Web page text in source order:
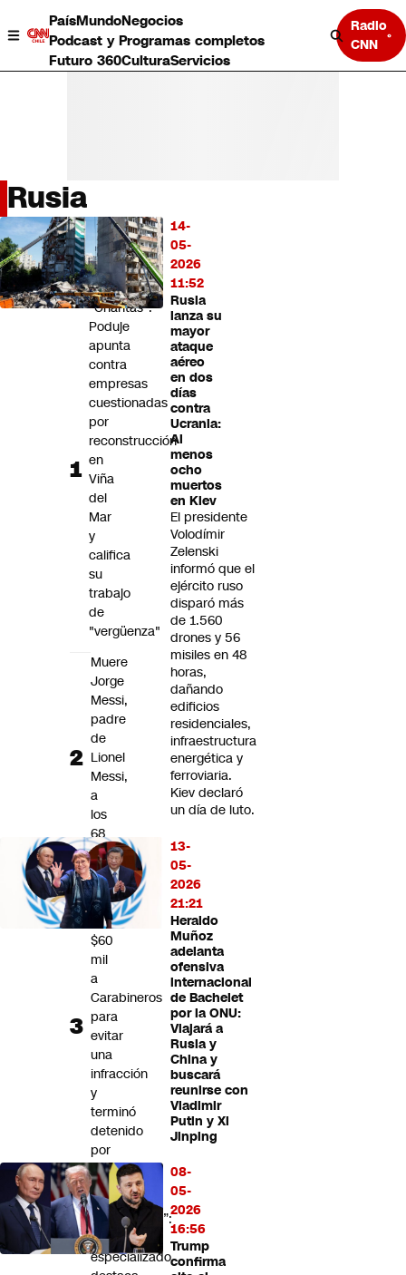
PaísMundoNegocios
Podcast y Programas completos
Futuro 360CulturaServicios
Radio
CNN
País
Mundo
Negocios
Deportes
Programas completos
CNN tiempo
Rusia
14-
05-
2026
11:52
Rusia
lanza su
mayor
ataque
aéreo
en dos
días
contra
Ucrania:
Al
menos
ocho
muertos
en Kiev
El presidente
Volodímir
Zelenski
informó que el
ejército ruso
disparó más
de 1.560
drones y 56
misiles en 48
horas,
dañando
edificios
residenciales,
infraestructura
energética y
ferroviaria.
Kiev declaró
un día de luto.
13-
05-
2026
21:21
Heraldo
Muñoz
adelanta
ofensiva
internacional
de Bachelet
por la ONU:
Viajará a
Rusia y
China y
buscará
reunirse con
Vladimir
Putin y Xi
Jinping
08-
05-
2026
16:56
Trump
confirma
LO
MÁS
LEÍDO
“Chantas”:
Poduje
apunta
contra
empresas
cuestionadas
por
reconstrucción
en
Viña
del
Mar
y
califica
su
trabajo
de
"vergüenza"
Muere
Jorge
Messi,
padre
de
Lionel
Messi,
a
los
68
años
Ciudadano
uruguayo
ofreció
$60
mil
a
Carabineros
para
evitar
una
infracción
y
terminó
detenido
por
cohecho
“Genera
expectación”:
Medio
especializado